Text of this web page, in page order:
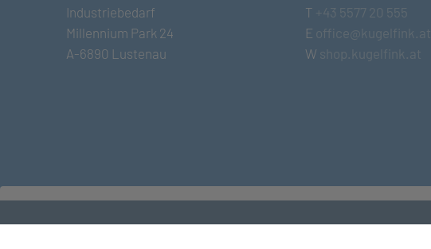
Industriebedarf
Millennium Park 24
A-6890 Lustenau
T +43 5577 20 555
E office@kugelfink.at
W shop.kugelfink.at